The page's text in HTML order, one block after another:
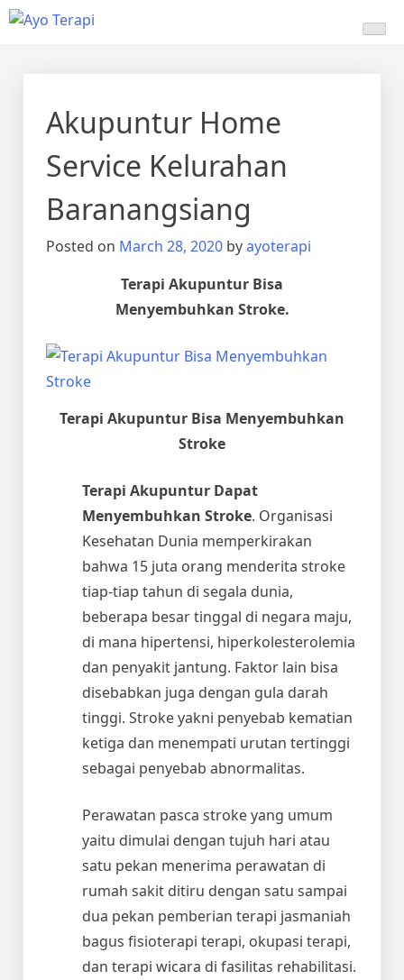
Skip
Ayo Terapi
Homecare Akupunktur
Akupuntur Home
Service Kelurahan
Baranangsiang
Posted on March 28, 2020 byayoterapi
Terapi Akupuntur Bisa
Menyembuhkan Stroke.
Terapi Akupuntur Bisa Menyembuhkan
Stroke
Terapi Akupuntur Dapat
Menyembuhkan Stroke. Organisasi
Kesehatan Dunia memperkirakan
bahwa 15 juta orang menderita stroke
tiap-tiap tahun di segala dunia,
beberapa besar tinggal di negara maju,
di mana hipertensi, hiperkolesterolemia
dan penyakit jantung. Faktor lain bisa
disebabkan juga dengan gula darah
tinggi. Stroke yakni penyebab kematian
ketiga dan menempati urutan tertinggi
sebagai penyebab abnormalitas.
Perawatan pasca stroke yang umum
yaitu dimulai dengan tujuh hari atau
satu pekan menerima perawatan di
rumah sakit ditiru dengan satu sampai
dua pekan pemberian terapi jasmaniah
bagus fisioterapi terapi, okupasi terapi,
dan terapi wicara di fasilitas rehabilitasi.